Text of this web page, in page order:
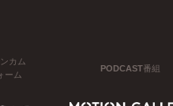
カム
ーム
PODCAST番組